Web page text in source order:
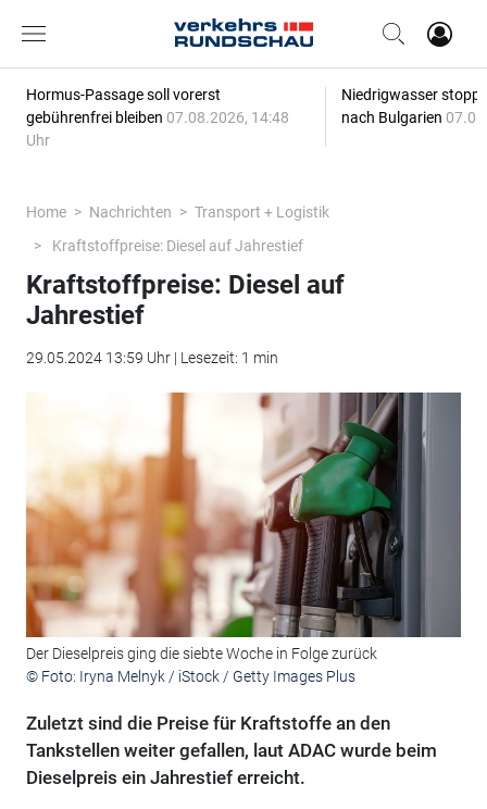
Hormus-Passage soll vorerst
gebührenfrei bleiben 07.08.2026, 14:48
Uhr
Niedrigwasser
nach Bulgarien
Home Nachrichten
Transport + Logistik
Kraftstoffpreise: Diesel auf Jahrestief
Kraftstoffpreise: Diesel auf
Jahrestief
29.05.2024 13:59 Uhr | Lesezeit: 1 min
Der Dieselpreis ging die siebte Woche in Folge zurück
© Foto: Iryna Melnyk / iStock / Getty Images Plus
Zuletzt sind die Preise für Kraftstoffe an den
Tankstellen weiter gefallen, laut ADAC wurde beim
Dieselpreis ein Jahrestief erreicht.